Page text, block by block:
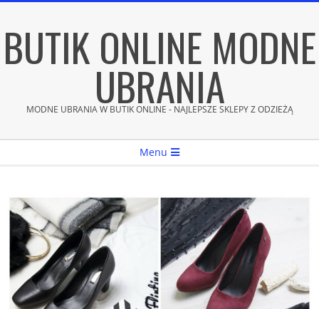
content
BUTIK ONLINE MODNE
UBRANIA
MODNE UBRANIA W BUTIK ONLINE - NAJLEPSZE SKLEPY Z ODZIEŻĄ
Menu